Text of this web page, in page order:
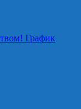
График